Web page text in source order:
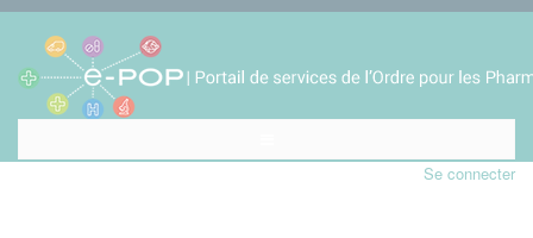
Se connecter